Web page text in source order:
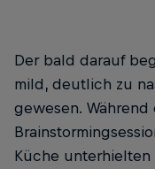
Der bald darauf
mild, deutlich zu
gewesen.
Küche